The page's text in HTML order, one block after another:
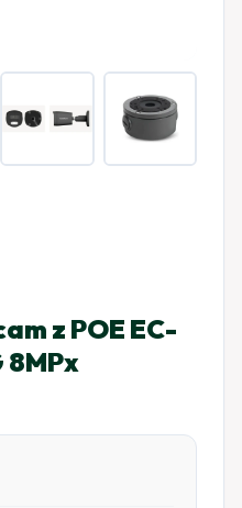
z POE EC-
8MPx